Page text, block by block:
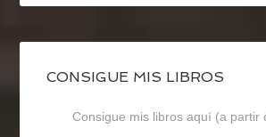
CONSIGUE MIS LIBROS
Consigue mis libros aquí (a partir